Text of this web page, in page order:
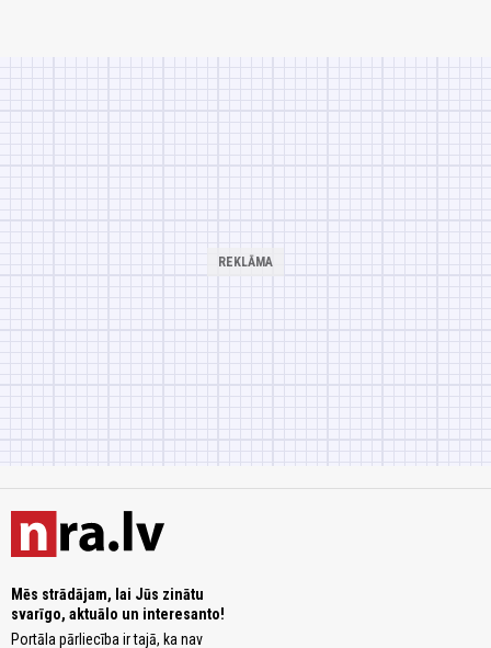
Mēs strādājam, lai Jūs zinātu
svarīgo, aktuālo un interesanto!
Portāla pārliecība ir tajā, ka nav